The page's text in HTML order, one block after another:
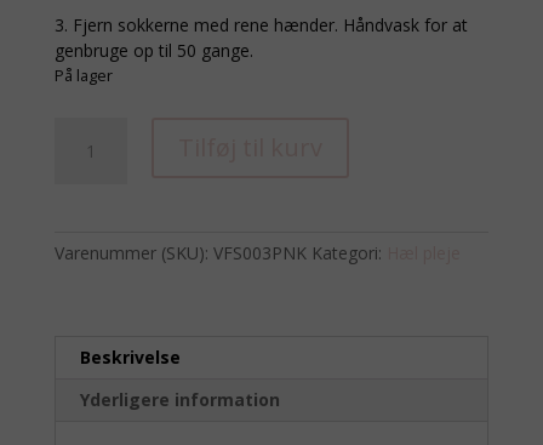
3. Fjern sokkerne med rene hænder. Håndvask for at
genbruge op til 50 gange.
På lager
Varenummer (SKU): VFS003PNK Kategori:
Beskrivelse
Yderligere information